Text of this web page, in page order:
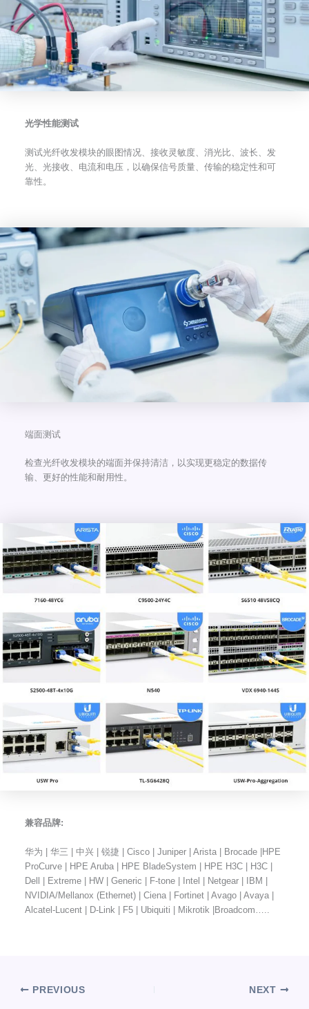
光学性能测试
测试光纤收发模块的眼图情况、接收灵敏度、消光比、波长、发
光、光接收、电流和电压，以确保信号质量、传输的稳定性和可
靠性。
端面测试
检查光纤收发模块的端面并保持清洁，以实现更稳定的数据传
输、更好的性能和耐用性。
兼容品牌:
华为 | 华三 | 中兴 | 锐捷 | Cisco | Juniper | Arista | Brocade |HPE
ProCurve | HPE Aruba | HPE BladeSystem | HPE H3C | H3C |
Dell | Extreme | HW | Generic | F-tone | Intel | Netgear | IBM |
NVIDIA/Mellanox (Ethernet) | Ciena | Fortinet | Avago | Avaya |
Alcatel-Lucent | D-Link | F5 | Ubiquiti | Mikrotik |Broadcom…..
PREVIOUS NEXT